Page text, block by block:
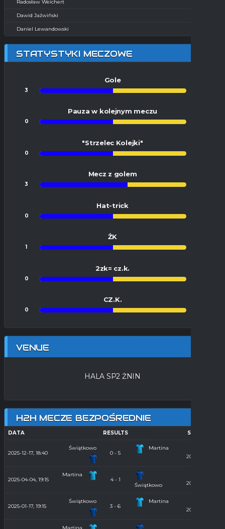
Radosław Weichert
Dawid Jaźwiński
Daniel Lewandowski
STATYSTYKI MECZOWE
Gole
3
Pauza w kolejnym meczu
0
"Strzelec Kolejki"
0
Mecz z golem
3
Hat-trick
0
ŻK
1
2zk= cz.k.
0
CZ.K.
0
VENUE
HALA SP2 ŻNIN
H2H MECZE BEZPOŚREDNIE
DATA RESULTS SEASON
2025-12-17, 18:40
Świątkowo
0 - 5
Martina
2025/2026
2025-04-04, 19:15
Martina
4 - 1
Świątkowo
2024/2025
2025-01-17, 19:15
Świątkowo
3 - 6
Martina
2024/2025